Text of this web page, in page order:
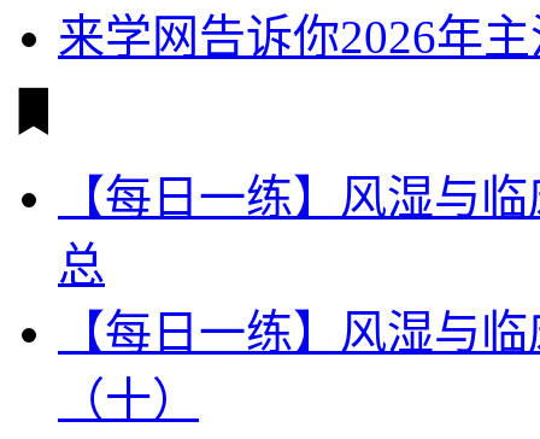
来学网告诉你2026年
【每日一练】风湿与
总
【每日一练】风湿与
（十）